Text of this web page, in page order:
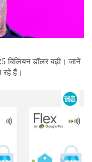
बिलियन डॉलर बढ़ी। जानें
हैं।